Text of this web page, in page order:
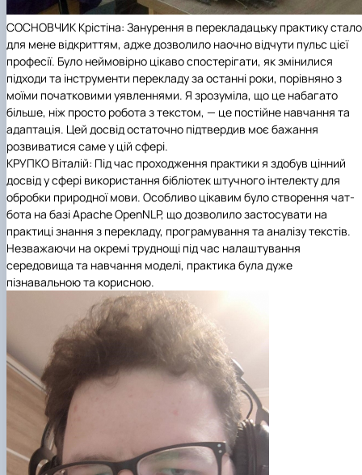
СОСНОВЧИК Крістіна: Занурення в перекладацьку практику стало
для мене відкриттям, адже дозволило наочно відчути пульс цієї
професії. Було неймовірно цікаво спостерігати, як змінилися
підходи та інструменти перекладу за останні роки, порівняно з
моїми початковими уявленнями. Я зрозуміла, що це набагато
більше, ніж просто робота з текстом, — це постійне навчання та
адаптація. Цей досвід остаточно підтвердив моє бажання
розвиватися саме у цій сфері.
КРУПКО Віталій: Під час проходження практики я здобув цінний
досвід у сфері використання бібліотек штучного інтелекту для
обробки природної мови. Особливо цікавим було створення чат-
бота на базі Apache OpenNLP, що дозволило застосувати на
практиці знання з перекладу, програмування та аналізу текстів.
Незважаючи на окремі труднощі під час налаштування
середовища та навчання моделі, практика була дуже
пізнавальною та корисною.